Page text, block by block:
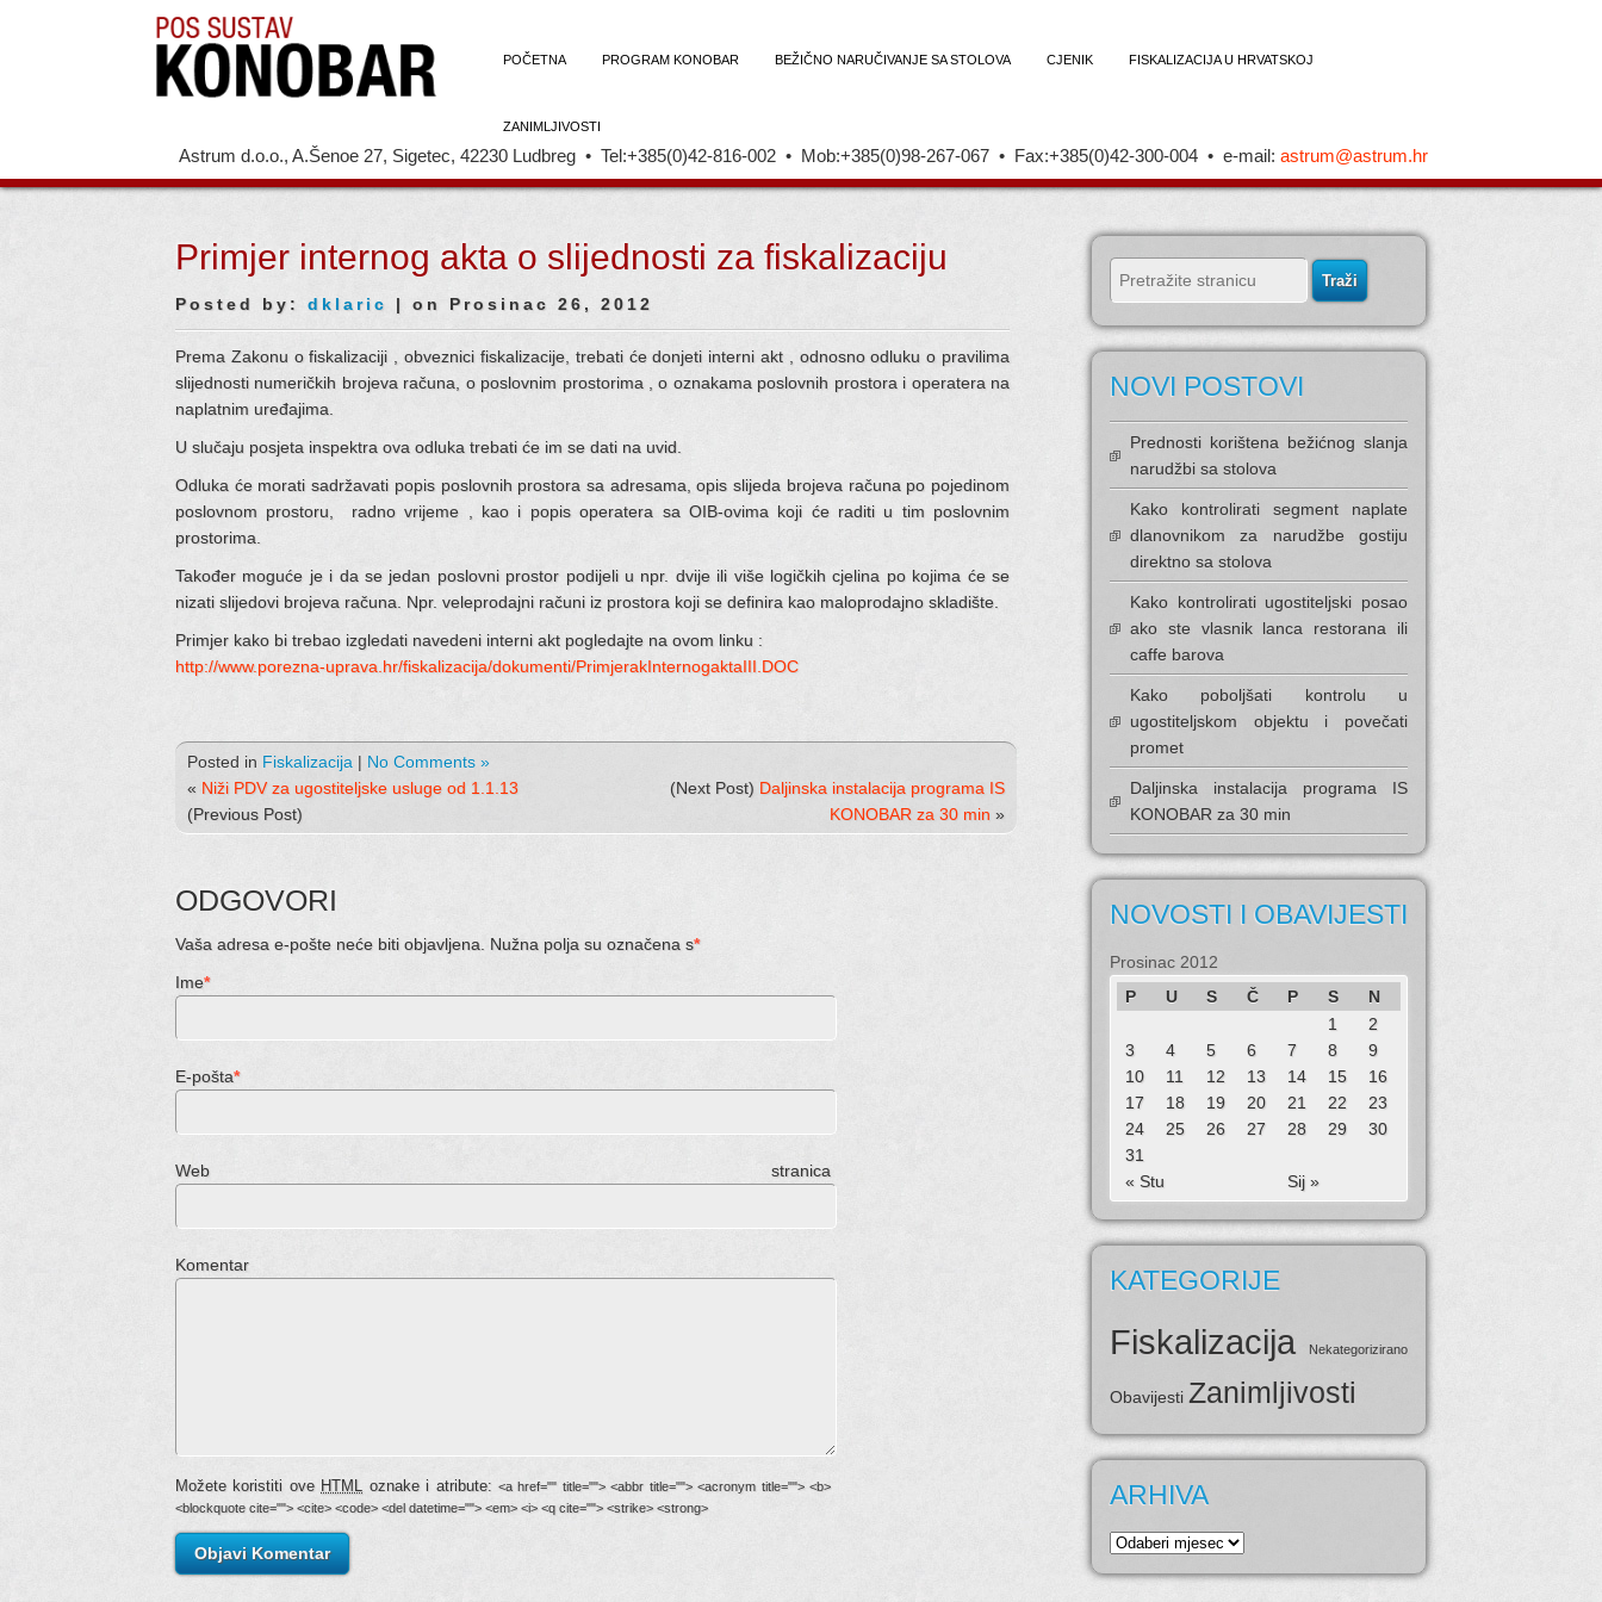
POČETNA PROGRAM KONOBAR BEŽIČNO NARUČIVANJE SA STOLOVA CJENIK FISKALIZACIJA U HRVATSKOJ
ZANIMLJIVOSTI
Astrum d.o.o., A.Šenoe 27, Sigetec, 42230 Ludbreg • Tel:+385(0)42-816-002 • Mob:+385(0)98-267-067 • Fax:+385(0)42-300-004 • e-mail: astrum@astrum.hr
Primjer internog akta o slijednosti za fiskalizaciju
Posted by: dklaric | on Prosinac 26, 2012
Prema Zakonu o fiskalizaciji , obveznici fiskalizacije, trebati će donjeti interni akt , odnosno odluku o pravilima
slijednosti numeričkih brojeva računa, o poslovnim prostorima , o oznakama poslovnih prostora i operatera na
naplatnim uređajima.
U slučaju posjeta inspektra ova odluka trebati će im se dati na uvid.
Odluka će morati sadržavati popis poslovnih prostora sa adresama, opis slijeda brojeva računa po pojedinom
poslovnom prostoru, radno vrijeme , kao i popis operatera sa OIB-ovima koji će raditi u tim poslovnim
prostorima.
Također moguće je i da se jedan poslovni prostor podijeli u npr. dvije ili više logičkih cjelina po kojima će se
nizati slijedovi brojeva računa. Npr. veleprodajni računi iz prostora koji se definira kao maloprodajno skladište.
Primjer kako bi trebao izgledati navedeni interni akt pogledajte na ovom linku :
http://www.porezna-uprava.hr/fiskalizacija/dokumenti/PrimjerakInternogaktaIII.DOC
Posted in Fiskalizacija | No Comments »
« Niži PDV za ugostiteljske usluge od 1.1.13
(Previous Post)
(Next Post) Daljinska instalacija programa IS
KONOBAR za 30 min »
ODGOVORI
Vaša adresa e-pošte neće biti objavljena. Nužna polja su označena s*
Ime*
E-pošta*
Web stranica
Komentar
Možete koristiti ove HTML oznake i atribute:<a href="" title=""> <abbr title=""> <acronym title=""> <b>
<blockquote cite=""> <cite> <code> <del datetime=""> <em> <i> <q cite=""> <strike> <strong>
NOVI POSTOVI
Prednosti korištena bežićnog slanja
narudžbi sa stolova
Kako kontrolirati segment naplate
dlanovnikom za narudžbe gostiju
direktno sa stolova
Kako kontrolirati ugostiteljski posao
ako ste vlasnik lanca restorana ili
caffe barova
Kako poboljšati kontrolu u
ugostiteljskom objektu i povečati
promet
Daljinska instalacija programa IS
KONOBAR za 30 min
NOVOSTI I OBAVIJESTI
Prosinac 2012
P
U S Č P S N
« Stu Sij »
1
2
3
4 5 6 7 8
9
10
11 12 13 14 15
16
17
18 19 20 21 22
23
24
25 26 27 28 29
30
31
KATEGORIJE
Fiskalizacija Nekategorizirano
Obavijesti Zanimljivosti
ARHIVA